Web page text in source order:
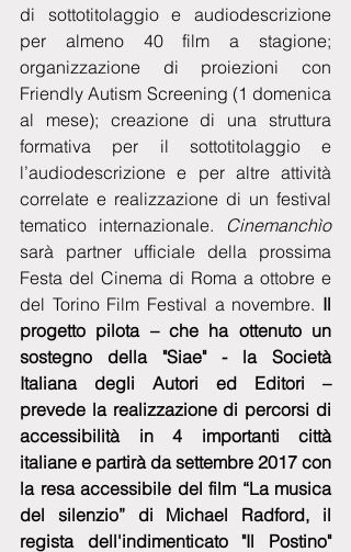
di sottotitolaggio e audiodescrizione
per almeno 40 film a stagione;
organizzazione di proiezioni con
Friendly Autism Screening (1 domenica
al mese); creazione di una struttura
formativa per il sottotitolaggio e
l’audiodescrizione e per altre attività
correlate e realizzazione di un festival
tematico internazionale.
Cinemanchìo
sarà partner ufficiale della prossima
Festa del Cinema di Roma a ottobre e
del Torino Film Festival a novembre. Il
progetto pilota – che ha ottenuto un
sostegno della "Siae" - la Società
Italiana degli Autori ed Editori –
prevede la realizzazione di percorsi di
accessibilità in 4 importanti città
italiane e partirà da settembre 2017 con
la resa accessibile del film “La musica
del silenzio” di Michael Radford, il
regista dell'indimenticato "Il Postino"